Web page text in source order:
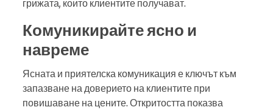
грижата, които клиентите получават.
Комуникирайте ясно и
навреме
Ясната и приятелска комуникация е ключът към
запазване на доверието на клиентите при
повишаване на цените. Откритостта показва